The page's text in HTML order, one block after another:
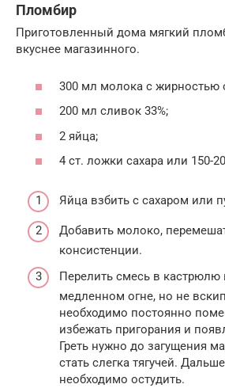
Пломбир
Приготовленный дома мягкий
вкуснее магазинного.
300 мл молока с жирностью
200 мл сливок 33%;
2 яйца;
4 ст. ложки сахара или 150-
Яйца взбить с сахаром или
Добавить молоко,
консистенции.
Перелить смесь в кастрюлю
медленном огне, но не
необходимо постоянно
избежать пригорания и
Греть нужно до загущения
стать слегка тягучей.
необходимо остудить.